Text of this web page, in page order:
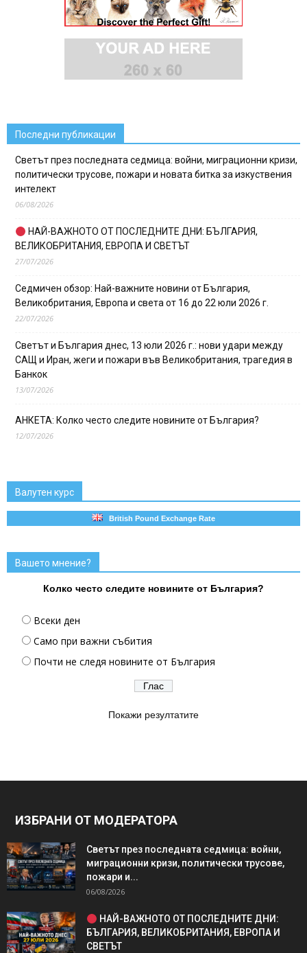
Последни публикации
Светът през последната седмица: войни, миграционни кризи,
политически трусове, пожари и новата битка за изкуствения
интелект
06/08/2026
НАЙ-ВАЖНОТО ОТ ПОСЛЕДНИТЕ ДНИ: БЪЛГАРИЯ,
ВЕЛИКОБРИТАНИЯ, ЕВРОПА И СВЕТЪТ
27/07/2026
Седмичен обзор: Най-важните новини от България,
Великобритания, Европа и света от 16 до 22 юли 2026 г.
22/07/2026
Светът и България днес, 13 юли 2026 г.: нови удари между
САЩ и Иран, жеги и пожари във Великобритания, трагедия в
Банкок
13/07/2026
АНКЕТА: Колко често следите новините от България?
12/07/2026
Валутен курс
British Pound Exchange Rate
Вашето мнение?
Колко често следите новините от България?
Всеки ден
Само при важни събития
Почти не следя новините от България
Покажи резултатите
ИЗБРАНИ ОТ МОДЕРАТОРА
Светът през последната седмица: войни,
миграционни кризи, политически трусове,
пожари и...
06/08/2026
НАЙ-ВАЖНОТО ОТ ПОСЛЕДНИТЕ ДНИ:
БЪЛГАРИЯ, ВЕЛИКОБРИТАНИЯ, ЕВРОПА И
СВЕТЪТ